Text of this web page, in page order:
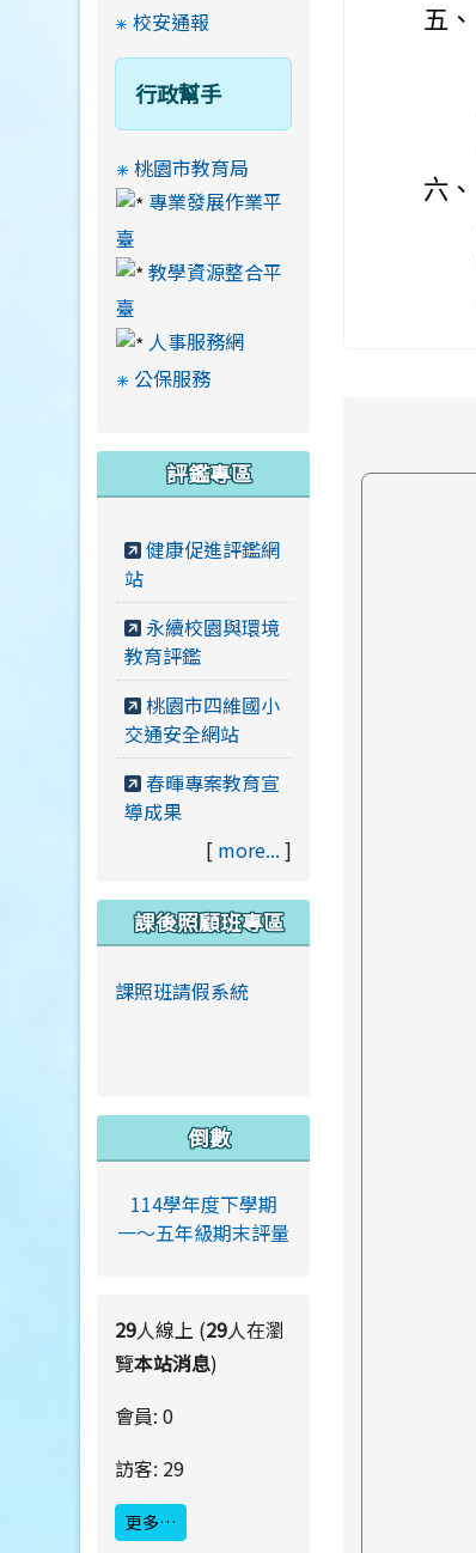
五、
六、
校安通報
行政幫手
桃園市教育局
專業發展作業平
臺
教學資源整合平
臺
人事服務網
公保服務
評鑑專區
健康促進評鑑網
站
永續校園與環境
教育評鑑
桃園市四維國小
交通安全網站
春暉專案教育宣
導成果
[ more... ]
課後照顧班專區
課照班請假系統
倒數
114學年度下學期
一～五年級期末評量
29人線上 (29人在瀏
覽本站消息)
會員: 0
訪客: 29
更多…